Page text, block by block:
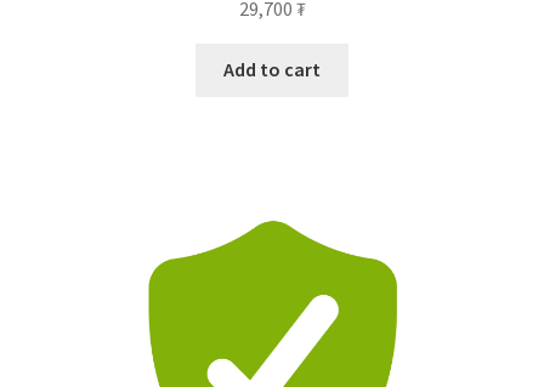
29,700 ₮
Add to cart